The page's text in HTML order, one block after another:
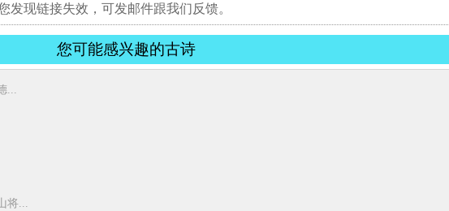
现链接失效，可发邮件跟我们反馈。
您可能感兴趣的古诗
将...